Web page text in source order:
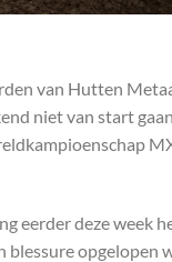
van Hutten
niet van start
eerder deze week
blessure opgelopen